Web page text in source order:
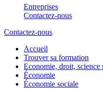
Entreprises
Contactez-nous
Contactez-nous
Accueil
Trouver sa formation
Economie, droit, science
Économie
Économie sociale